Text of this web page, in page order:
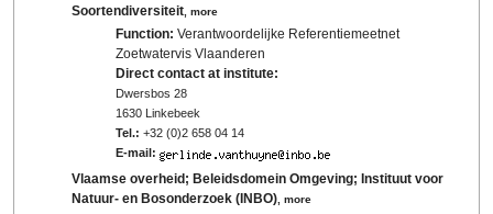
Soortendiversiteit ,more
Function:Verantwoordelijke Referentiemeetnet
Zoetwatervis Vlaanderen
Direct contact at institute:
Dwersbos 28
1630 Linkebeek
Tel.: +32 (0)2 658 04 14
E-mail:
Vlaamse overheid; Beleidsdomein Omgeving; Instituut voor
Natuur- en Bosonderzoek (INBO) ,more